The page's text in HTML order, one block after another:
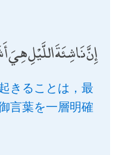
إِنَّ نَاشِئَةَ اللَّيْلِ هِيَ
きることは，最
言葉を一層明確